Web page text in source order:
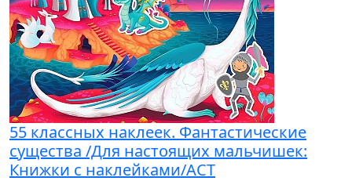
55 классных наклеек. Фантастические
существа /Для настоящих мальчишек:
Книжки с наклейками/АСТ